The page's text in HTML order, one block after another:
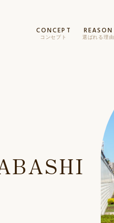
CONCEPT
コンセプト
REASON
選ばれる理由